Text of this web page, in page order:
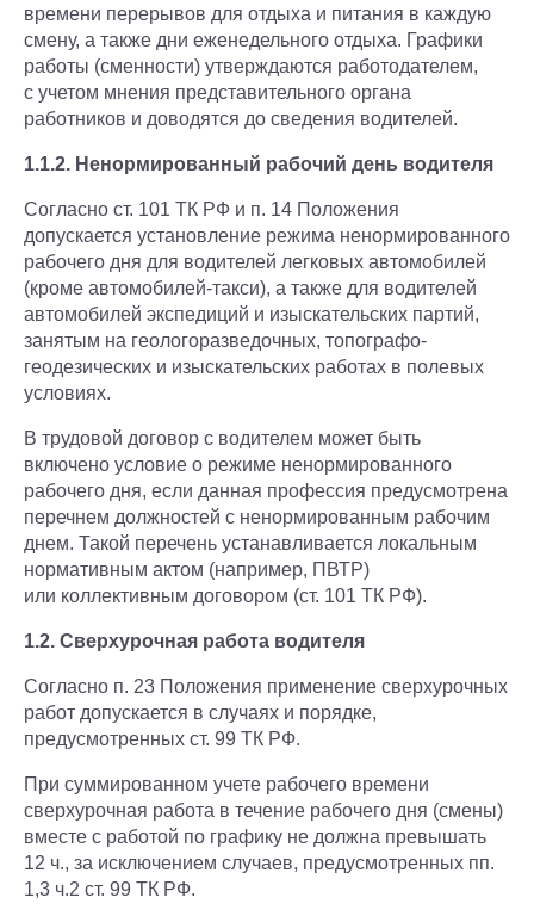
времени перерывов для отдыха и питания в каждую
смену, а также дни еженедельного отдыха. Графики
работы (сменности) утверждаются работодателем,
с учетом мнения представительного органа
работников и доводятся до сведения водителей.
1.1.2. Ненормированный рабочий день водителя
Согласно ст. 101 ТК РФ и п. 14 Положения
допускается установление режима ненормированного
рабочего дня для водителей легковых автомобилей
(кроме автомобилей-такси), а также для водителей
автомобилей экспедиций и изыскательских партий,
занятым на геологоразведочных, топографо-
геодезических и изыскательских работах в полевых
условиях.
В трудовой договор с водителем может быть
включено условие о режиме ненормированного
рабочего дня, если данная профессия предусмотрена
перечнем должностей с ненормированным рабочим
днем. Такой перечень устанавливается локальным
нормативным актом (например, ПВТР)
или коллективным договором (ст. 101 ТК РФ).
1.2. Сверхурочная работа водителя
Согласно п. 23 Положения применение сверхурочных
работ допускается в случаях и порядке,
предусмотренных ст. 99 ТК РФ.
При суммированном учете рабочего времени
сверхурочная работа в течение рабочего дня (смены)
вместе с работой по графику не должна превышать
12 ч., за исключением случаев, предусмотренных пп.
1,3 ч.2 ст. 99 ТК РФ.